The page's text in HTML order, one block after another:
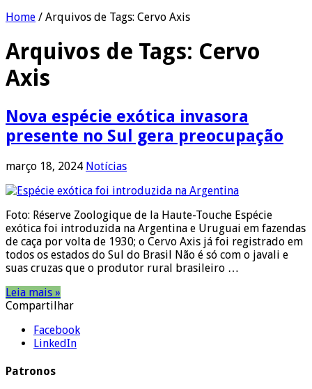
Home / Arquivos de Tags: Cervo Axis
Arquivos de Tags: Cervo
Axis
Nova espécie exótica invasora
presente no Sul gera preocupação
março 18, 2024 Notícias
Foto: Réserve Zoologique de la Haute-Touche Espécie
exótica foi introduzida na Argentina e Uruguai em fazendas
de caça por volta de 1930; o Cervo Axis já foi registrado em
todos os estados do Sul do Brasil Não é só com o javali e
suas cruzas que o produtor rural brasileiro …
Leia mais »
Compartilhar
Facebook
LinkedIn
Patronos